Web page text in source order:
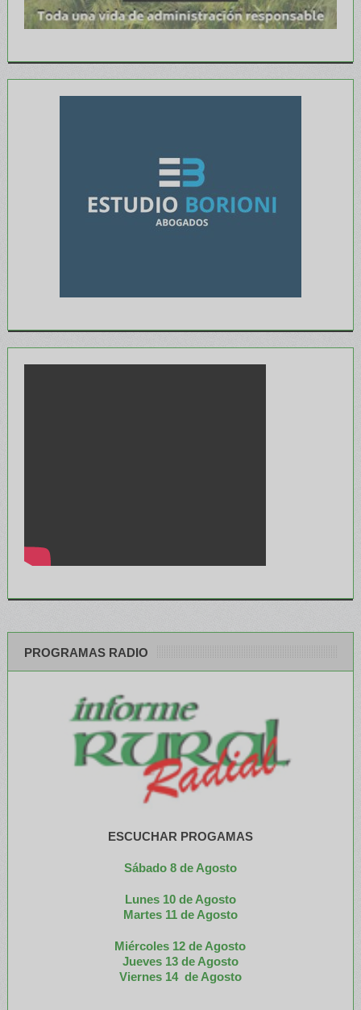
PROGRAMAS RADIO
ESCUCHAR PROGAMAS
Sábado 8 de Agosto
Lunes 10 de Agosto
Martes 11 de Agosto
Miércoles 12 de Agosto
Jueves 13 de Agosto
Viernes 14 de Agosto